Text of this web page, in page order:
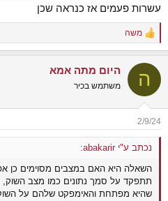
עשרות פעמים אז כנראה שכן
R
e
c
i
s
:
משה
ה היום מתה אמא
משתמש בכיר
2/9/24
נכתב ע"י abakarir:
השאלה היא האם במצבים מסוימים כן
תתפקד על סמך נתונים כמו מצב השוק,
שהיא מפתחת והאימפקט שלהם על